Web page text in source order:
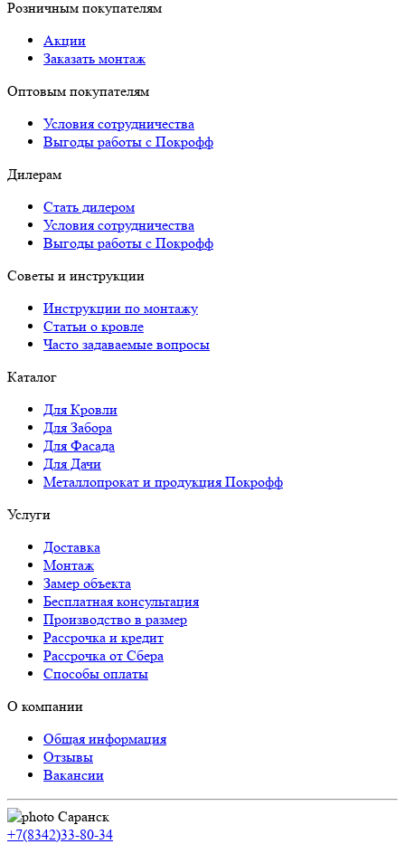
Розничным покупателям
Акции
Заказать монтаж
Оптовым покупателям
Условия сотрудничества
Выгоды работы с Покрофф
Дилерам
Стать дилером
Условия сотрудничества
Выгоды работы с Покрофф
Советы и инструкции
Инструкции по монтажу
Статьи о кровле
Часто задаваемые вопросы
Каталог
Для Кровли
Для Забора
Для Фасада
Для Дачи
Металлопрокат и продукция Покрофф
Услуги
Доставка
Монтаж
Замер объекта
Бесплатная консультация
Производство в размер
Рассрочка и кредит
Рассрочка от Сбера
Способы оплаты
О компании
Общая информация
Отзывы
Вакансии
Саранск
+7(8342)33-80-34